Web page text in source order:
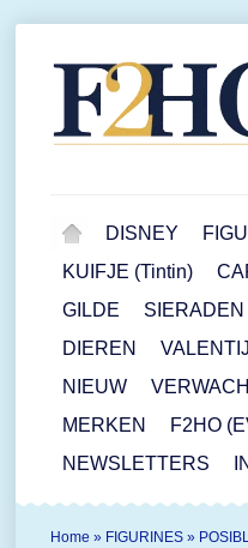
DISNEY
KUIFJE (Tintin)
GILDE
SIERADEN
DIEREN
NIEUW
MERKEN
F2HO
NEWSLETTERS
Home » FIGURINES »